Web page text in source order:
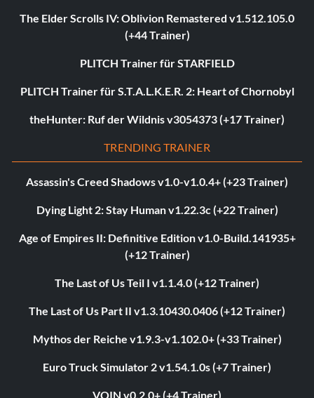
The Elder Scrolls IV: Oblivion Remastered v1.512.105.0
(+44 Trainer)
PLITCH Trainer für STARFIELD
PLITCH Trainer für S.T.A.L.K.E.R. 2: Heart of Chornobyl
theHunter: Ruf der Wildnis v3054373 (+17 Trainer)
TRENDING TRAINER
Assassin's Creed Shadows v1.0-v1.0.4+ (+23 Trainer)
Dying Light 2: Stay Human v1.22.3c (+22 Trainer)
Age of Empires II: Definitive Edition v1.0-Build.141935+
(+12 Trainer)
The Last of Us Teil I v1.1.4.0 (+12 Trainer)
The Last of Us Part II v1.3.10430.0406 (+12 Trainer)
Mythos der Reiche v1.9.3-v1.102.0+ (+33 Trainer)
Euro Truck Simulator 2 v1.54.1.0s (+7 Trainer)
VOIN v0.2.0+ (+4 Trainer)